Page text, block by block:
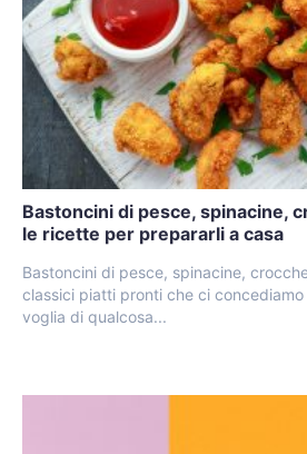
Bastoncini di pesce, spinacine,
le ricette per prepararli a casa
Bastoncini di pesce, spinacine,
classici piatti pronti che ci
voglia di qualcosa...